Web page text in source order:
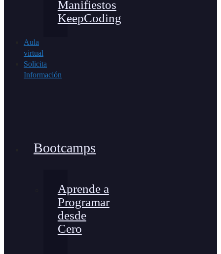
Manifiestos
KeepCoding
Aula
virtual
Solicita
Información
Bootcamps
Aprende a
Programar
desde
Cero